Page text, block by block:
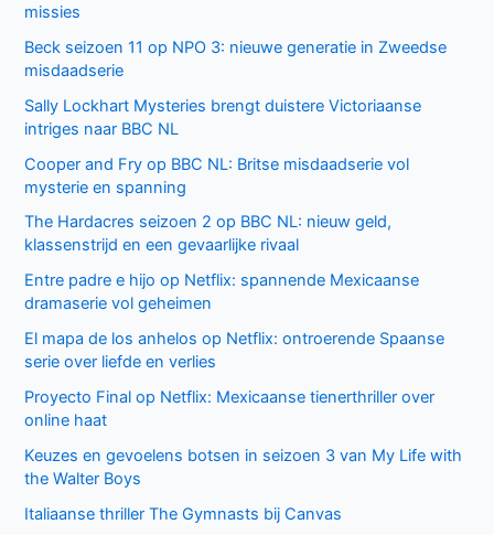
missies
Beck seizoen 11 op NPO 3: nieuwe generatie in Zweedse
misdaadserie
Sally Lockhart Mysteries brengt duistere Victoriaanse
intriges naar BBC NL
Cooper and Fry op BBC NL: Britse misdaadserie vol
mysterie en spanning
The Hardacres seizoen 2 op BBC NL: nieuw geld,
klassenstrijd en een gevaarlijke rivaal
Entre padre e hijo op Netflix: spannende Mexicaanse
dramaserie vol geheimen
El mapa de los anhelos op Netflix: ontroerende Spaanse
serie over liefde en verlies
Proyecto Final op Netflix: Mexicaanse tienerthriller over
online haat
Keuzes en gevoelens botsen in seizoen 3 van My Life with
the Walter Boys
Italiaanse thriller The Gymnasts bij Canvas